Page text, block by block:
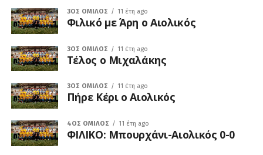
3ΟΣ ΌΜΙΛΟΣ 11 έτη ago
Φιλικό με Άρη ο Αιολικός
3ΟΣ ΌΜΙΛΟΣ 11 έτη ago
Τέλος ο Μιχαλάκης
3ΟΣ ΌΜΙΛΟΣ 11 έτη ago
Πήρε Κέρι ο Αιολικός
4ΟΣ ΌΜΙΛΟΣ 11 έτη ago
ΦΙΛΙΚΟ: Μπουρχάνι-Αιολικός 0-0